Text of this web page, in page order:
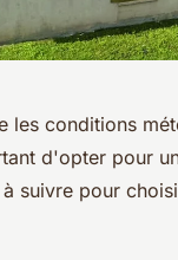
les conditions
d'opter pour
suivre pour